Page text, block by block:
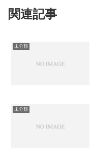
関連記事
未分類
未分類